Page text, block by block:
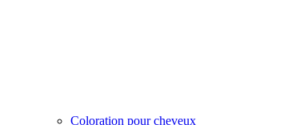
Coloration pour cheveux